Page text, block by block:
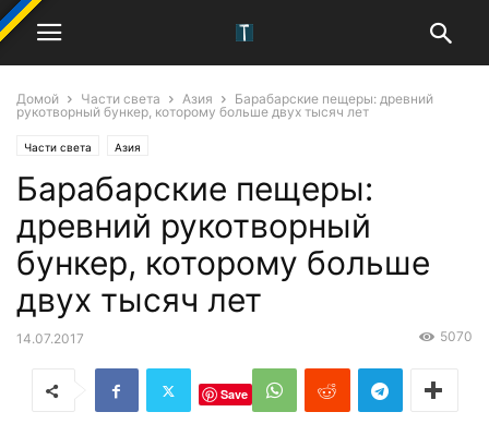
Домой Части света Азия
Барабарские пещеры: древний
рукотворный бункер, которому больше двух тысяч лет
Части света Азия
Барабарские пещеры:
древний рукотворный
бункер, которому больше
двух тысяч лет
14.07.2017 5070
Save